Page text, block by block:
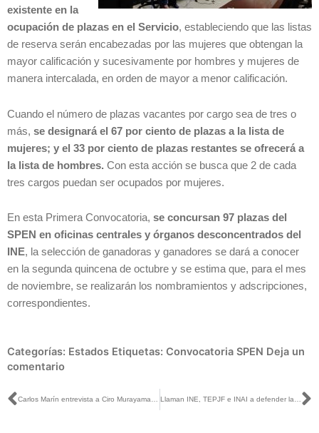
existente en la
ocupación de plazas en el Servicio, estableciendo que las listas
de reserva serán encabezadas por las mujeres que obtengan la
mayor calificación y sucesivamente por hombres y mujeres de
manera intercalada, en orden de mayor a menor calificación.
Cuando el número de plazas vacantes por cargo sea de tres o
más, se designará el 67 por ciento de plazas a la lista de
mujeres; y el 33 por ciento de plazas restantes se ofrecerá a
la lista de hombres. Con esta acción se busca que 2 de cada
tres cargos puedan ser ocupados por mujeres.
En esta Primera Convocatoria, se concursan 97 plazas del
SPEN en oficinas centrales y órganos desconcentrados del
INE, la selección de ganadoras y ganadores se dará a conocer
en la segunda quincena de octubre y se estima que, para el mes
de noviembre, se realizarán los nombramientos y adscripciones,
correspondientes.
Categorías: Estados Etiquetas: Convocatoria SPEN Deja un
comentario
Ant